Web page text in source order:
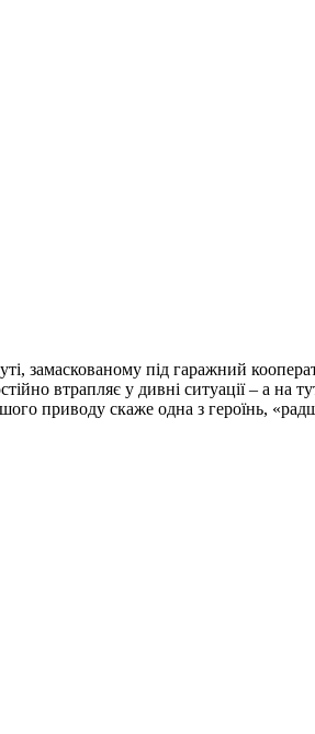
замаскованому під гаражний
втрапляє у дивні ситуації – а на
приводу скаже одна з героїнь,